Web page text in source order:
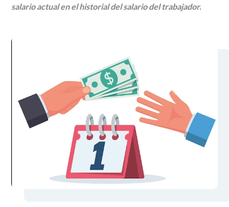
salario actual en el historial del salario del trabajador.